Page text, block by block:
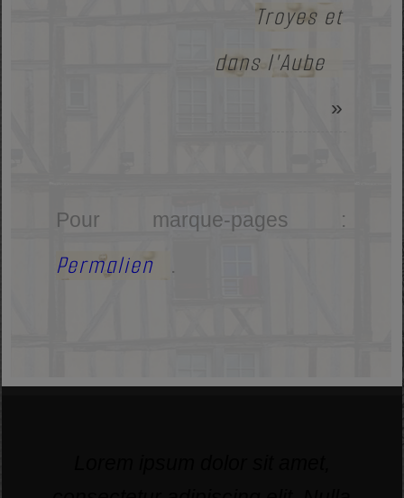
Troyes et
dans l'Aube
»
Pour marque-pages :
Permalien .